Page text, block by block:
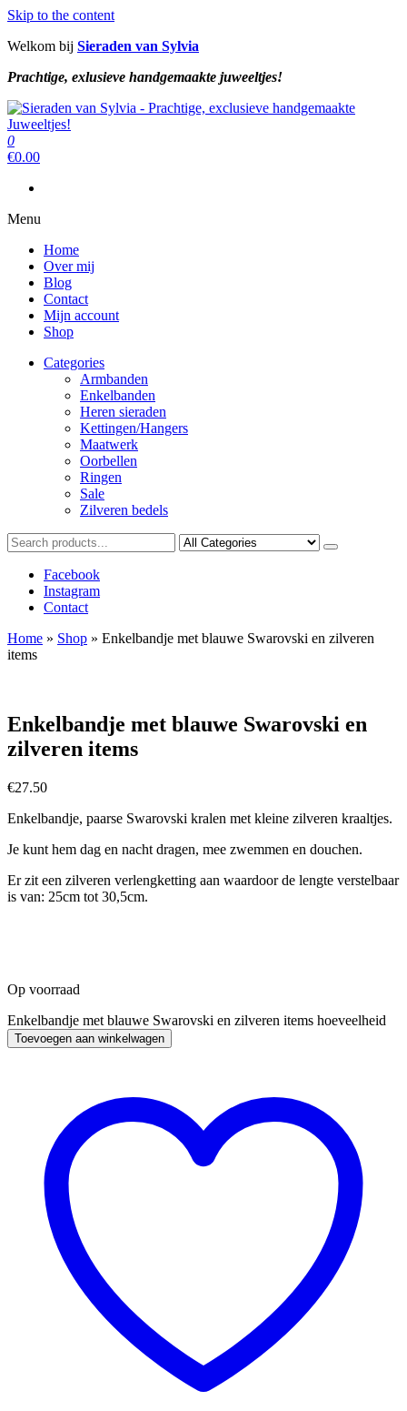
Skip to the content
Welkom bij Sieraden van Sylvia
Prachtige, exlusieve handgemaakte juweeltjes!
Sieraden van Sylvia
Prachtige, exclusieve handgemaakte juweeltjes!
Sieraden van Sylvia
Prachtige, exclusieve handgemaakte juweeltjes!
0
€0.00
Menu
Home
Over mij
Blog
Contact
Mijn account
Shop
Categories
Armbanden
Enkelbanden
Heren sieraden
Kettingen/Hangers
Maatwerk
Oorbellen
Ringen
Sale
Zilveren bedels
Facebook
Instagram
Contact
Home » Shop » Enkelbandje met blauwe Swarovski en zilveren
items
Enkelbandje met blauwe Swarovski en
zilveren items
€27.50
Enkelbandje, paarse Swarovski kralen met kleine zilveren kraaltjes.
Je kunt hem dag en nacht dragen, mee zwemmen en douchen.
Er zit een zilveren verlengketting aan waardoor de lengte verstelbaar
is van: 25cm tot 30,5cm.
Op voorraad
Enkelbandje met blauwe Swarovski en zilveren items hoeveelheid
Toevoegen aan winkelwagen